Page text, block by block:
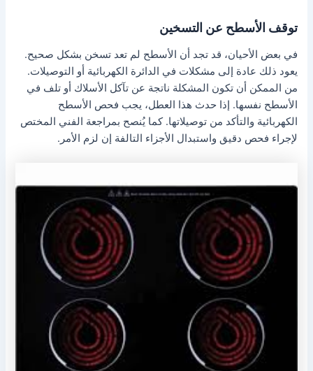
توقف الأسطح عن التسخين
في بعض الأحيان، قد تجد أن الأسطح لم تعد تسخن بشكل صحيح.
يعود ذلك عادة إلى مشكلات في الدائرة الكهربائية أو التوصيلات.
من الممكن أن تكون المشكلة ناتجة عن تآكل الأسلاك أو تلف في
الأسطح نفسها. إذا حدث هذا العطل، يجب فحص الأسطح
الكهربائية والتأكد من توصيلاتها. كما يُنصح بمراجعة الفني المختص
لإجراء فحص دقيق واستبدال الأجزاء التالفة إن لزم الأمر.